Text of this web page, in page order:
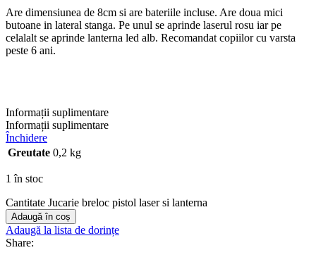
Are dimensiunea de 8cm si are bateriile incluse. Are doua mici
butoane in lateral stanga. Pe unul se aprinde laserul rosu iar pe
celalalt se aprinde lanterna led alb. Recomandat copiilor cu varsta
peste 6 ani.
Informații suplimentare
Informații suplimentare
Închidere
Greutate 0,2 kg
1 în stoc
Cantitate Jucarie breloc pistol laser si lanterna
Adaugă în coș
Adaugă la lista de dorințe
Share: